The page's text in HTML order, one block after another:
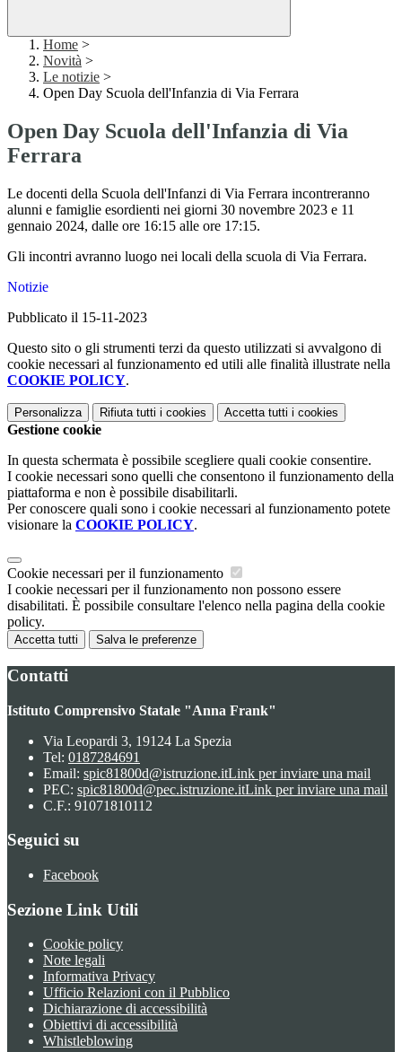
Home >
Novità >
Le notizie >
Open Day Scuola dell'Infanzia di Via Ferrara
Open Day Scuola dell'Infanzia di Via
Ferrara
Le docenti della Scuola dell'Infanzi di Via Ferrara incontreranno
alunni e famiglie esordienti nei giorni 30 novembre 2023 e 11
gennaio 2024, dalle ore 16:15 alle ore 17:15.
Gli incontri avranno luogo nei locali della scuola di Via Ferrara.
Notizie
Pubblicato il 15-11-2023
Questo sito o gli strumenti terzi da questo utilizzati si avvalgono di
cookie necessari al funzionamento ed utili alle finalità illustrate nella
COOKIE POLICY.
Personalizza Rifiuta tutti i cookies Accetta tutti i cookies
Gestione cookie
In questa schermata è possibile scegliere quali cookie consentire.
I cookie necessari sono quelli che consentono il funzionamento della
piattaforma e non è possibile disabilitarli.
Per conoscere quali sono i cookie necessari al funzionamento potete
visionare la COOKIE POLICY.
Cookie necessari per il funzionamento
I cookie necessari per il funzionamento non possono essere
disabilitati. È possibile consultare l'elenco nella pagina della cookie
policy.
Accetta tutti Salva le preferenze
Contatti
Istituto Comprensivo Statale "Anna Frank"
Via Leopardi 3, 19124 La Spezia
Tel: 0187284691
Email: spic81800d@istruzione.itLink per inviare una mail
PEC: spic81800d@pec.istruzione.itLink per inviare una mail
C.F.: 91071810112
Seguici su
Facebook
Sezione Link Utili
Cookie policy
Note legali
Informativa Privacy
Ufficio Relazioni con il Pubblico
Dichiarazione di accessibilità
Obiettivi di accessibilità
Whistleblowing